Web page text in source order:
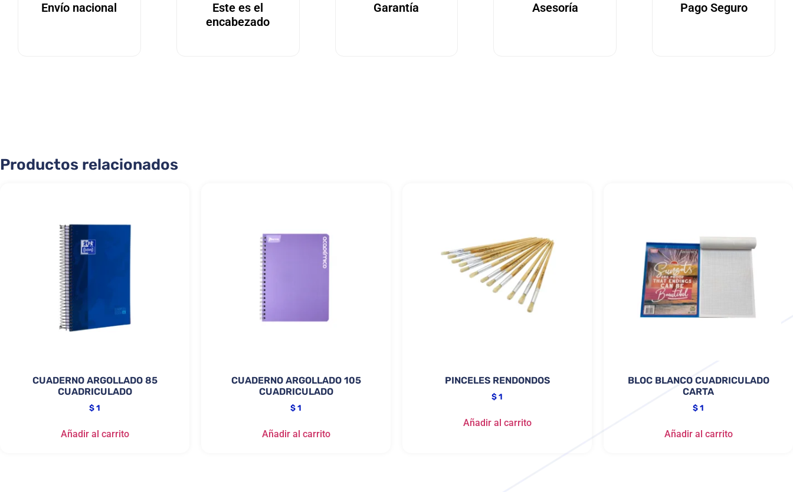
Envío nacional
Este es el
encabezado
Garantía Asesoría Pago Seguro
Productos relacionados
CUADERNO ARGOLLADO 85
CUADRICULADO
$1
Añadir al carrito
CUADERNO ARGOLLADO 105
CUADRICULADO
$1
Añadir al carrito
PINCELES RENDONDOS
$1
Añadir al carrito
BLOC BLANCO CUADRICULADO
CARTA
$1
Añadir al carrito